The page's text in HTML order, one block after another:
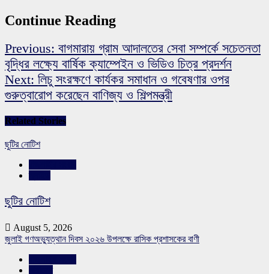
Continue Reading
Previous: বাগমারায় গ্রাম আদালতের সেবা সম্পর্কে সচেতনতা
বৃদ্ধির লক্ষ্যে বার্ষিক ক্যাম্পেইন ও ভিডিও চিত্র প্রদর্শন
Next: লিচু সংরক্ষণে কার্যকর সমাধান ও গবেষণার ওপর
গুরুত্বারোপ করেছেন বাণিজ্য ও শিল্পমন্ত্রী
Related Stories
ছুটির নোটিশ
ছুটির নোটিশ
August 5, 2026
জুলাই গণঅভ্যুত্থান দিবস ২০২৬ উপলক্ষে রাসিক প্রশাসকের বাণী